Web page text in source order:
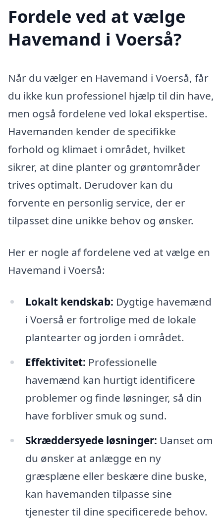
Fordele ved at vælge
Havemand i Voerså?
Når du vælger en Havemand i Voerså, får
du ikke kun professionel hjælp til din have,
men også fordelene ved lokal ekspertise.
Havemanden kender de specifikke
forhold og klimaet i området, hvilket
sikrer, at dine planter og grøntområder
trives optimalt. Derudover kan du
forvente en personlig service, der er
tilpasset dine unikke behov og ønsker.
Her er nogle af fordelene ved at vælge en
Havemand i Voerså:
Lokalt kendskab: Dygtige havemænd
i Voerså er fortrolige med de lokale
plantearter og jorden i området.
Effektivitet: Professionelle
havemænd kan hurtigt identificere
problemer og finde løsninger, så din
have forbliver smuk og sund.
Skræddersyede løsninger: Uanset om
du ønsker at anlægge en ny
græsplæne eller beskære dine buske,
kan havemanden tilpasse sine
tjenester til dine specificerede behov.